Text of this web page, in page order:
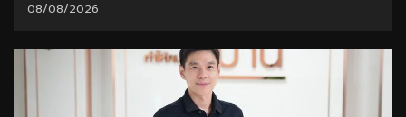
08/08/2026